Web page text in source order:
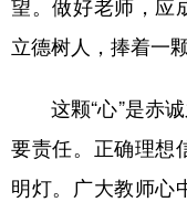
立德树人，捧着一
这颗“心”是赤诚
要责任。正确理想
明灯。广大教师心